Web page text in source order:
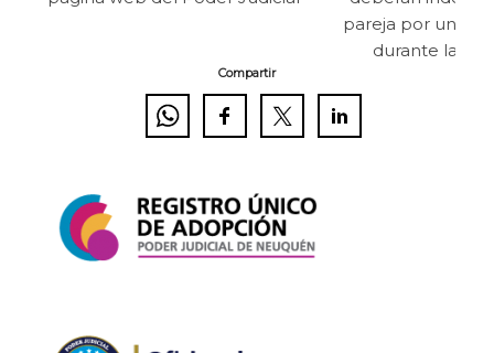
pareja por un
durante la
Compartir